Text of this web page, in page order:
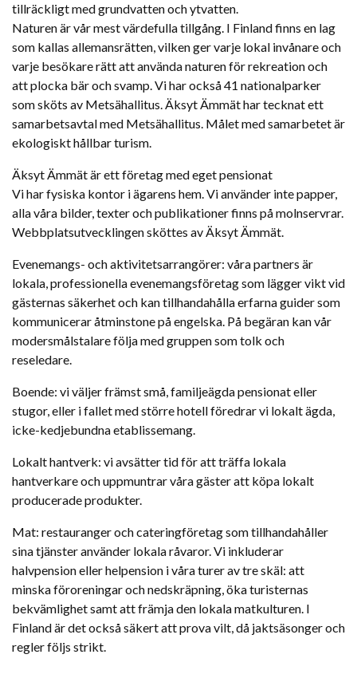
tillräckligt med grundvatten och ytvatten.
Naturen är vår mest värdefulla tillgång. I Finland finns en lag
som kallas allemansrätten, vilken ger varje lokal invånare och
varje besökare rätt att använda naturen för rekreation och
att plocka bär och svamp. Vi har också 41 nationalparker
som sköts av Metsähallitus. Äksyt Ämmät har tecknat ett
samarbetsavtal med Metsähallitus. Målet med samarbetet är
ekologiskt hållbar turism.
Äksyt Ämmät är ett företag med eget pensionat
Vi har fysiska kontor i ägarens hem. Vi använder inte papper,
alla våra bilder, texter och publikationer finns på molnservrar.
Webbplatsutvecklingen sköttes av Äksyt Ämmät.
Evenemangs- och aktivitetsarrangörer: våra partners är
lokala, professionella evenemangsföretag som lägger vikt vid
gästernas säkerhet och kan tillhandahålla erfarna guider som
kommunicerar åtminstone på engelska. På begäran kan vår
modersmålstalare följa med gruppen som tolk och
reseledare.
Boende: vi väljer främst små, familjeägda pensionat eller
stugor, eller i fallet med större hotell föredrar vi lokalt ägda,
icke-kedjebundna etablissemang.
Lokalt hantverk: vi avsätter tid för att träffa lokala
hantverkare och uppmuntrar våra gäster att köpa lokalt
producerade produkter.
Mat: restauranger och cateringföretag som tillhandahåller
sina tjänster använder lokala råvaror. Vi inkluderar
halvpension eller helpension i våra turer av tre skäl: att
minska föroreningar och nedskräpning, öka turisternas
bekvämlighet samt att främja den lokala matkulturen. I
Finland är det också säkert att prova vilt, då jaktsäsonger och
regler följs strikt.